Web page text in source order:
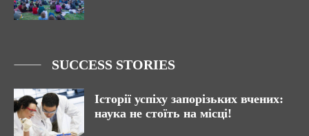
SUCCESS STORIES
Історії успіху запорізьких вчених:
наука не стоїть на місці!